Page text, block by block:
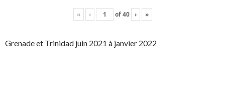
« ‹ of40 › »
Grenade et Trinidad juin 2021 à janvier 2022